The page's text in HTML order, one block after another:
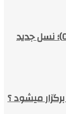
معرفی کرکره فولادی اوکر (OKER)؛ نسل جدید